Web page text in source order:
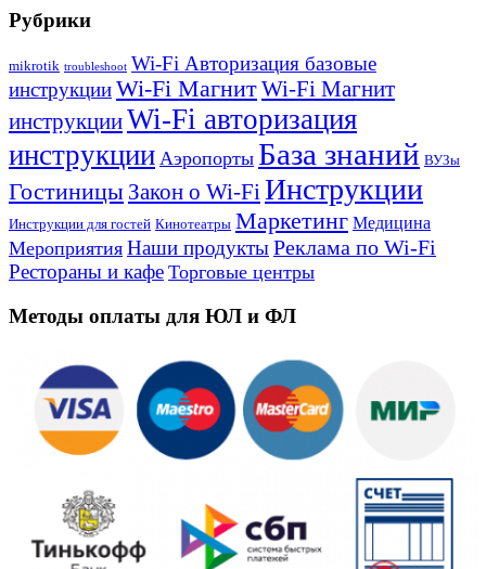
Рубрики
mikrotik troubleshoot Wi-Fi Авторизация базовые
инструкцииWi-Fi МагнитWi-Fi Магнит
инструкцииWi-Fi авторизация
инструкции Аэропорты База знаний ВУЗы
Гостиницы Закон о Wi-FiИнструкции
Инструкции для гостей Кинотеатры Маркетинг Медицина
Мероприятия Наши продуктыРеклама по Wi-Fi
Рестораны и кафе Торговые центры
Методы оплаты для ЮЛ и ФЛ